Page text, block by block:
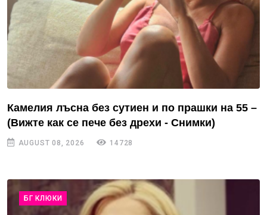
Камелия лъсна без сутиен и по прашки на 55 –
(Вижте как се пече без дрехи - Снимки)
AUGUST 08, 2026 14728
БГ КЛЮКИ